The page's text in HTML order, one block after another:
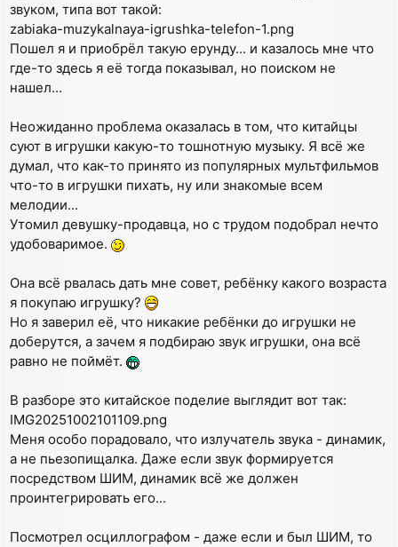
звуком, типа вот такой:
zabiaka-muzykalnaya-igrushka-telefon-1.png
Пошел я и приобрёл такую ерунду... и казалось мне что
где-то здесь я её тогда показывал, но поиском не
нашел...
Неожиданно проблема оказалась в том, что китайцы
суют в игрушки какую-то тошнотную музыку. Я всё же
думал, что как-то принято из популярных мультфильмов
что-то в игрушки пихать, ну или знакомые всем
мелодии...
Утомил девушку-продавца, но с трудом подобрал нечто
удобоваримое.
Она всё рвалась дать мне совет, ребёнку какого возраста
я покупаю игрушку?
Но я заверил её, что никакие ребёнки до игрушки не
доберутся, а зачем я подбираю звук игрушки, она всё
равно не поймёт.
В разборе это китайское поделие выглядит вот так:
IMG20251002101109.png
Меня особо порадовало, что излучатель звука - динамик,
а не пьезопищалка. Даже если звук формируется
посредством ШИМ, динамик всё же должен
проинтегрировать его...
Посмотрел осциллографом - даже если и был ШИМ, то